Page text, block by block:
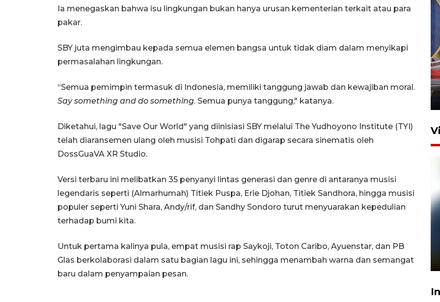
Ia menegaskan bahwa isu lingkungan bukan hanya urusan kementerian terkait atau para
pakar.
SBY juta mengimbau kepada semua elemen bangsa untuk tidak diam dalam menyikapi
permasalahan lingkungan.
“Semua pemimpin termasuk di Indonesia, memiliki tanggung jawab dan kewajiban moral.
Say something and do something. Semua punya tanggung," katanya.
Diketahui, lagu "Save Our World" yang diinisiasi SBY melalui The Yudhoyono Institute (TYI)
telah diaransemen ulang oleh musisi Tohpati dan digarap secara sinematis oleh
DossGuaVA XR Studio.
Versi terbaru ini melibatkan 35 penyanyi lintas generasi dan genre di antaranya musisi
legendaris seperti (Almarhumah) Titiek Puspa, Erie Djohan, Titiek Sandhora, hingga musisi
populer seperti Yuni Shara, Andy/rif, dan Sandhy Sondoro turut menyuarakan kepedulian
terhadap bumi kita.
Untuk pertama kalinya pula, empat musisi rap Saykoji, Toton Caribo, Ayuenstar, dan PB
Glas berkolaborasi dalam satu bagian lagu ini, sehingga menambah warna dan semangat
baru dalam penyampaian pesan.
Stasiun Bogor
12 Juni 2026 18:49
sampai 8 tahan?
1 Juni 2026 05:47